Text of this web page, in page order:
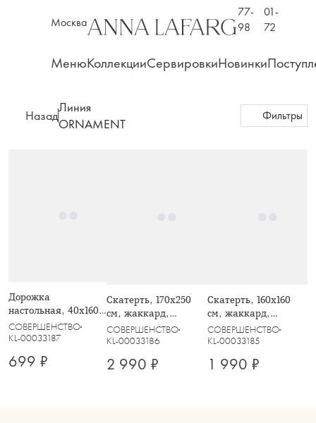
Москва
77-
98
01-
72
МенюКоллекцииСервировкиНовинки
Назад
Линия
ORNAMENT
Фильтры
Дорожка
настольная, 40х160
см, жаккард,
полиэстер, белая,
СОВЕРШЕНСТВО
KL-00033187
699 ₽
Скатерть, 170х250
см, жаккард,
полиэстер, белая,
Ornament
СОВЕРШЕНСТВО
KL-00033186
2 990 ₽
Скатерть, 160х160
см, жаккард,
полиэстер, белая,
Ornament
СОВЕРШЕНСТВО
KL-00033185
1 990 ₽